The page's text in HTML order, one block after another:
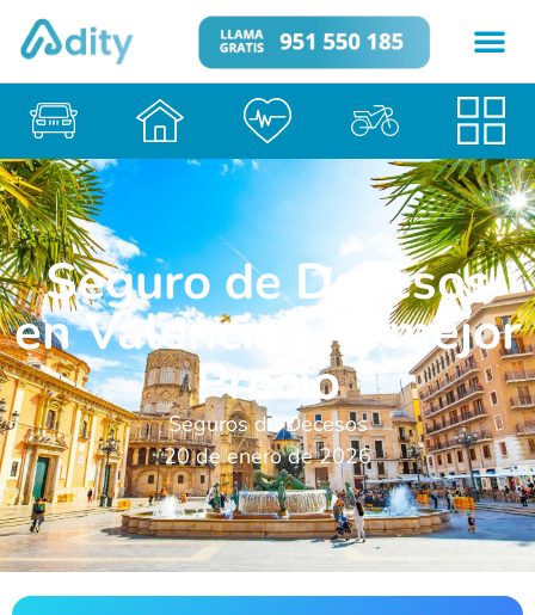
Seguro de Decesos
en Valencia | Al mejor
Precio
Seguros de Decesos
20 de enero de 2026